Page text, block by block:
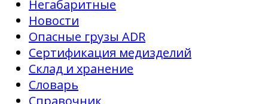
Негабаритные
Новости
Опасные грузы ADR
Сертификация медизделий
Склад и хранение
Словарь